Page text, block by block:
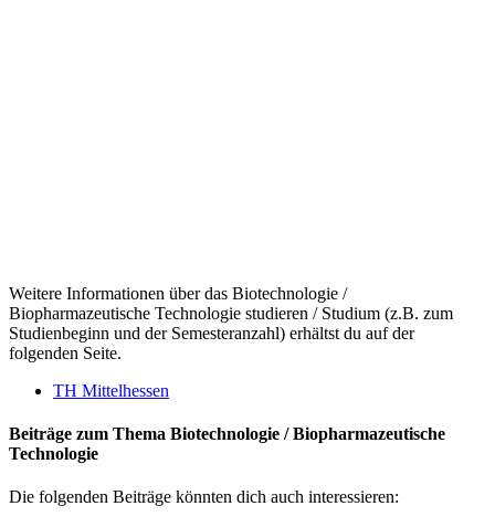
Weitere Informationen über das Biotechnologie /
Biopharmazeutische Technologie studieren / Studium (z.B. zum
Studienbeginn und der Semesteranzahl) erhältst du auf der
folgenden Seite.
TH Mittelhessen
Beiträge zum Thema Biotechnologie / Biopharmazeutische
Technologie
Die folgenden Beiträge könnten dich auch interessieren: